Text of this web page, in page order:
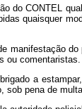
CONTEL
quaisquer
do
ou comentaristas.
a estampar,
sob pena de